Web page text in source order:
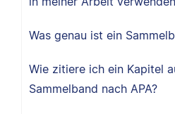
Was genau ist ein
Wie zitiere ich ein Kapitel
Sammelband nach APA?